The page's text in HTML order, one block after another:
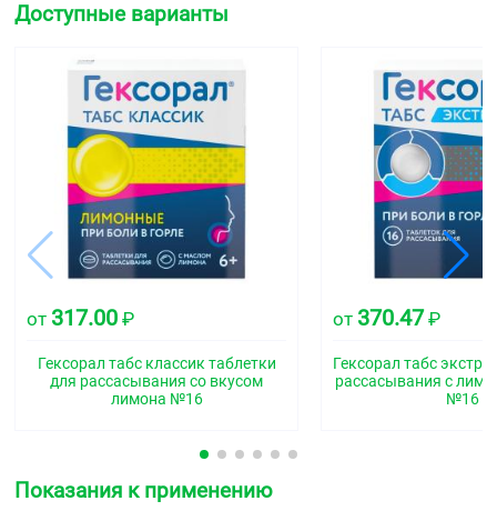
Доступные варианты
от 317.00 ₽
Гексорал табс классик таблетки
для рассасывания со вкусом
лимона №16
от 370.47₽
Гексорал табс
рассасывания с
№16
Показания к применению